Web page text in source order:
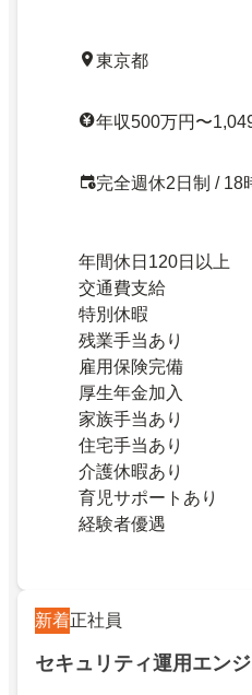
東京都
年収500万円〜
完全週休2日制 / 18
年間休日120日以上
交通費支給
特別休暇
残業手当あり
雇用保険完備
厚生年金加入
家族手当あり
住宅手当あり
介護休暇あり
育児サポートあり
経験者優遇
新着正社員
セキュリティ運用エン